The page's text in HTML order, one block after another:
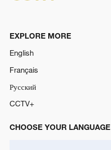
EXPLORE MORE
English
Français
Русский
CCTV+
CHOOSE YOUR LANGUAGE